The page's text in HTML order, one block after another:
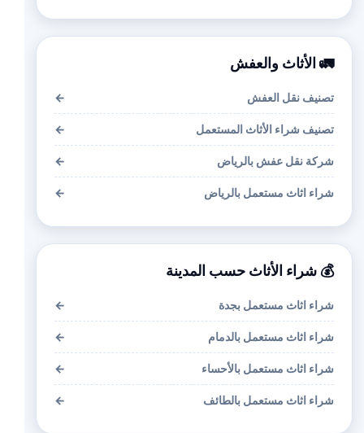
🚛 الأثاث والعفش
تصنيف نقل العفش ←
تصنيف شراء الأثاث المستعمل ←
شركة نقل عفش بالرياض ←
شراء اثاث مستعمل بالرياض ←
💰 شراء الأثاث حسب المدينة
شراء اثاث مستعمل بجدة ←
شراء اثاث مستعمل بالدمام ←
شراء اثاث مستعمل بالأحساء ←
شراء اثاث مستعمل بالطائف ←